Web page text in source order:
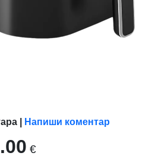
Напиши коментар
€